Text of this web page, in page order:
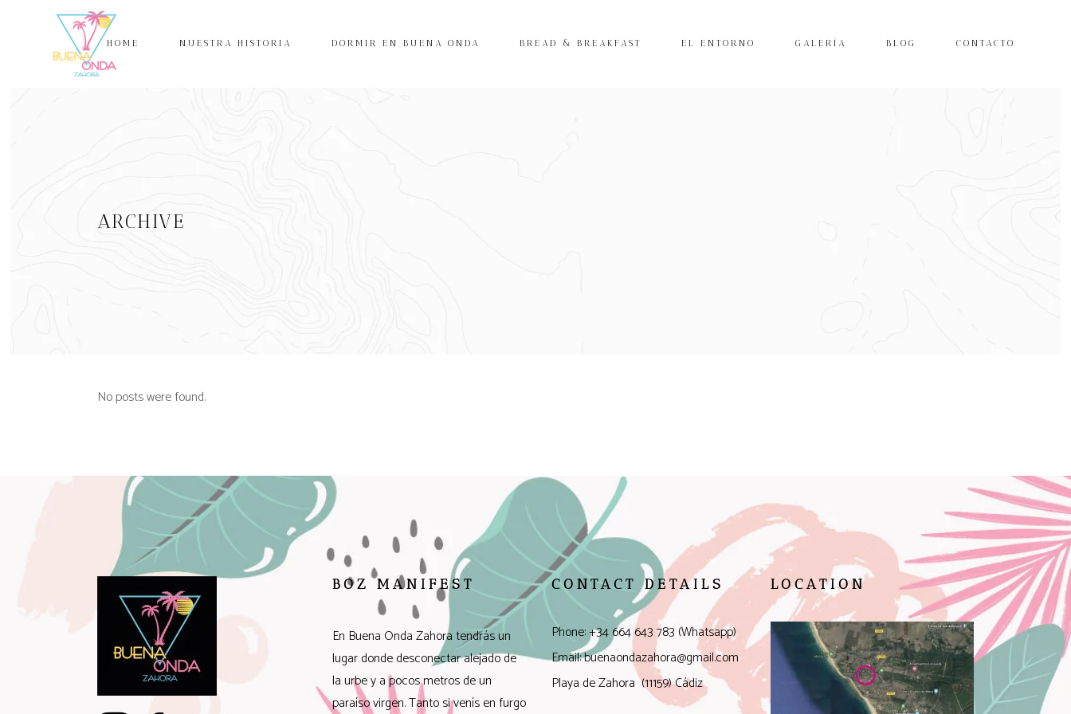
HOME NUESTRA HISTORIA DORMIR EN BUENA ONDA BREAD & BREAKFAST EL ENTORNO GALERÍA BLOG CONTACTO
ARCHIVE
No posts were found.
BOZ MANIFEST
En Buena Onda Zahora tendrás un
lugar donde desconectar alejado de
la urbe y a pocos metros de un
paraíso virgen. Tanto si venís en furgo
CONTACT DETAILS
Phone: +34 664 643 783 (Whatsapp)
Email: buenaondazahora@gmail.com
Playa de Zahora (11159) Cádiz
LOCATION